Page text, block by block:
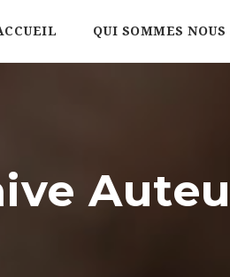
QUI SOMMES NOUS